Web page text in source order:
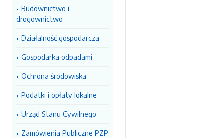
Budownictwo i
drogownictwo
Działalność gospodarcza
Gospodarka odpadami
Ochrona środowiska
Podatki i opłaty lokalne
Urząd Stanu Cywilnego
Zamówienia Publiczne PZP